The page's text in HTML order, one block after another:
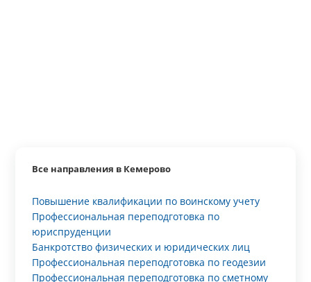
Все направления в Кемерово
Повышение квалификации по воинскому учету
Профессиональная переподготовка по
юриспруденции
Банкротство физических и юридических лиц
Профессиональная переподготовка по геодезии
Профессиональная переподготовка по сметному